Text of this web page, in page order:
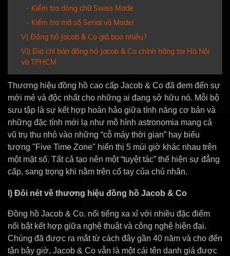
- Kiểm tra dòng chữ Swiss Made
- Kiểm tra mã số Serial và Model
V) Đồng hồ Jacob & Co giá bao nhiêu?
VI) Địa chỉ bán đồng hồ Jacob & Co chính hãng tại Hà Nội
và TPHCM
Thương hiệu đồng hồ cao cấp Jacob & Co đã đem đến sự
mới mẻ và độc nhất cho những ai đang sở hữu nó. Mỗi bộ
sưu tập là sự kết hợp hoàn hảo giữa tính năng cơ bản và
những đặc tính mới lạ như mô hình astronomia mang cả
vũ trụ thu nhỏ vào những “cỗ máy thời gian” hay biểu
tượng "Five Time Zone" hiển thị 5 múi giờ khác nhau trên
một mặt số. Tất cả tạo nên một “tuyệt tác” thể hiện sự đẳng
cấp, sang trọng khi nằm trên cổ tay của chủ nhân.
I) Đôi nét về thương hiệu đồng hồ Jacob & Co
Đồng hồ Jacob & Co. nổi tiếng xa xỉ với nhiều đặc điểm
nổi bật kết hợp giữa nghệ thuật và công nghệ hiện đại.
Chúng đã được ra mắt từ cách đây gần 40 năm và cho đến
tận bây giờ, Jacob & Co vẫn là một cái tên danh giá được